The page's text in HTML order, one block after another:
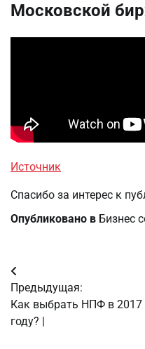
Московской
Источник
Спасибо за интерес к
Опубликовано в Бизнес
Навигация
по
записям
Предыдущая:
Как выбрать НПФ в 2017
году? |